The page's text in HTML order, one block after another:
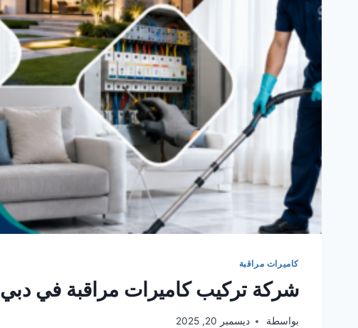
كاميرات مراقبة
شركة تركيب كاميرات مراقبة في دبي 0582482610
بواسطة ديسمبر 20, 2025